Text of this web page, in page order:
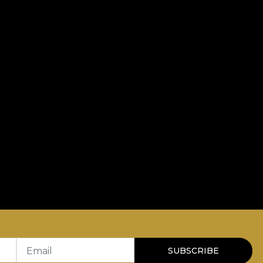
Email SUBSCRIBE